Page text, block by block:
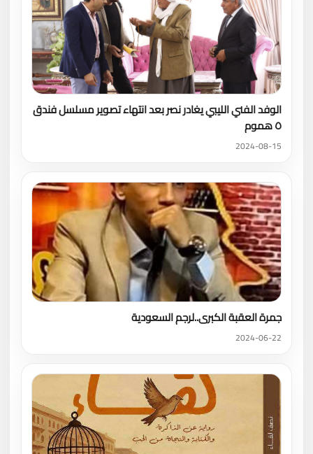
الوفد الفني الليبي يغادر نصر بعد انتهاء تصوير مسلسل فندق
٥ هموم
2024-08-15
جمرة العقبة الكبرى..لرجم السعودية
2024-06-22